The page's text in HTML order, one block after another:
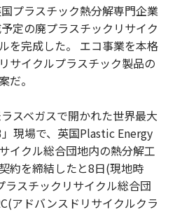
プラスチック熱分解専門企業
定の廃プラスチックリサイク
を完成した。 エコ事業を本格
サイクルプラスチック製品の
だ。
スベガスで開かれた世界最大
現場で、英国Plastic Energy
イクル総合団地内の熱分解工
約を締結したと8日(現地時
スチックリサイクル総合団
アドバンスドリサイクルクラ